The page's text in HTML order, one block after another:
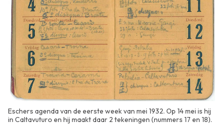
Eschers agenda van de eerste week van mei 1932. Op 14 mei is hij
in Caltavuturo en hij maakt daar 2 tekeningen (nummers 17 en 18).